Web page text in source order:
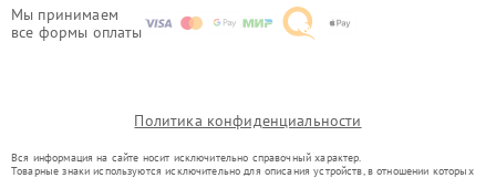
Мы принимаем
все формы оплаты
Политика конфиденциальности
Вся информация на сайте носит исключительно справочный характер.
Товарные знаки используются исключительно для описания устройств, в отношении которых